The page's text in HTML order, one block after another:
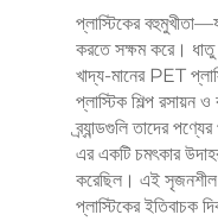
প্লাস্টিকের
করতে সক্ষম করে। ধাতু
খাদ্য-মানের PET
প্লাস্টিক শিল্প রসায়ন
ব্র্যান্ডগুলি তাদের
এর একটি চমৎকার
করেছিল। এই সৃজনশীল
প্লাস্টিকের ইতিবাচক